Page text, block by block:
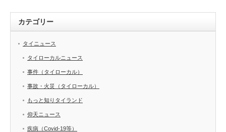
カテゴリー
タイニュース
タイローカルニュース
事件（タイローカル）
事故・火災（タイローカル）
もっと知りタイランド
仰天ニュース
疾病（Covid-19等）